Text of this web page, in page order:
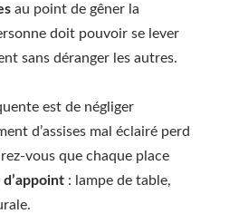
au point de gêner la
doit pouvoir se lever
sans déranger les autres.
est de négliger
d’assises mal éclairé perd
vous que chaque place
: lampe de table,